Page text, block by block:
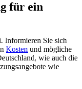
für ein
Informieren Sie sich
Kosten und mögliche
wie auch die
wie